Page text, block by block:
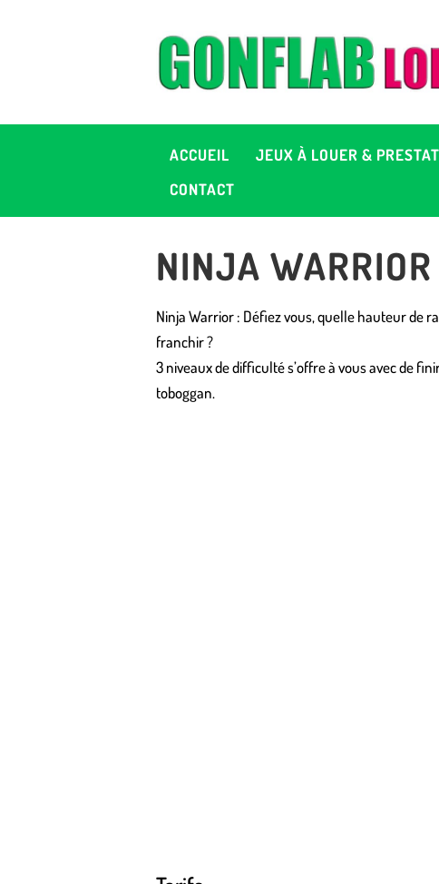
ACCUEIL JEUX À LOUER &
CONTACT
24H)
NINJA WARRIOR
Ninja Warrior : Défiez vous, quelle hauteur de
franchir ?
3 niveaux de difficulté s’offre à vous avec de
toboggan.